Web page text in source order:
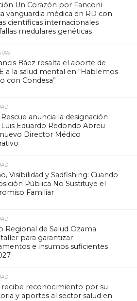
Un Corazón por Fanconi
vanguardia médica en RD con
científicas internacionales
medulares genéticas
Báez resalta el aporte de
a la salud mental en “Hablemos
con Condesa”
anuncia la designación
Eduardo Redondo Abreu
Director Médico
Visibilidad y Sadfishing: Cuando
Pública No Sustituye el
Familiar
Regional de Salud Ozama
para garantizar
e insumos suficientes
recibe reconocimiento por su
y aportes al sector salud en